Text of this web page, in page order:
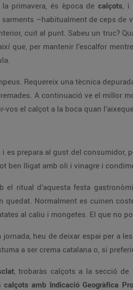
primavera, és època de calçots, i
–habitualment de ceps
cuit al punt. Sabeu un truc?
que, per mantenir l’escalfor
Requereix una tècnica
A continuació ve el millor
vos el calçot a la boca quan
es prepara al gust del consumidor,
ben lligat amb oli i vinagre i
el ritual d’aquesta festa
quedat. Normalment es cuinen
al caliu i mongetes. El que no
jornada, heu de deixar espai per a
a ser crema catalana o, si
, trobaràs calçots a la secció
calçots amb Indicació Geogràfica